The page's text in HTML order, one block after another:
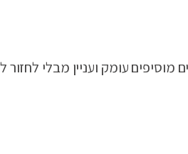
מוסיפים עומק ועניין מבלי